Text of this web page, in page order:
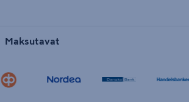
Maksutavat